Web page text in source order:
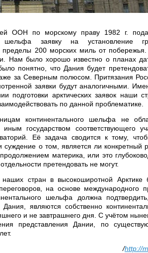
ООН по морскому праву 1982 г.
шельфа заявку на установление
200 морских миль от побережья.
Нам было хорошо известно о планах
понятно, что Дания будет
за Северным полюсом. Притязания
заявки будут аналогичными.
подготовки арктических заявок наши
по данной проблематике.
континентального шельфа не
государством соответствующего
Её задача сводится к тому,
о том, является ли конкретный
материка, или это
претендовать не могут.
стран в высокоширотной Арктике
на основе международного
шельфа должна
являются собственно
и не завтрашнего дня. С учётом
представления Дании, по
/http://